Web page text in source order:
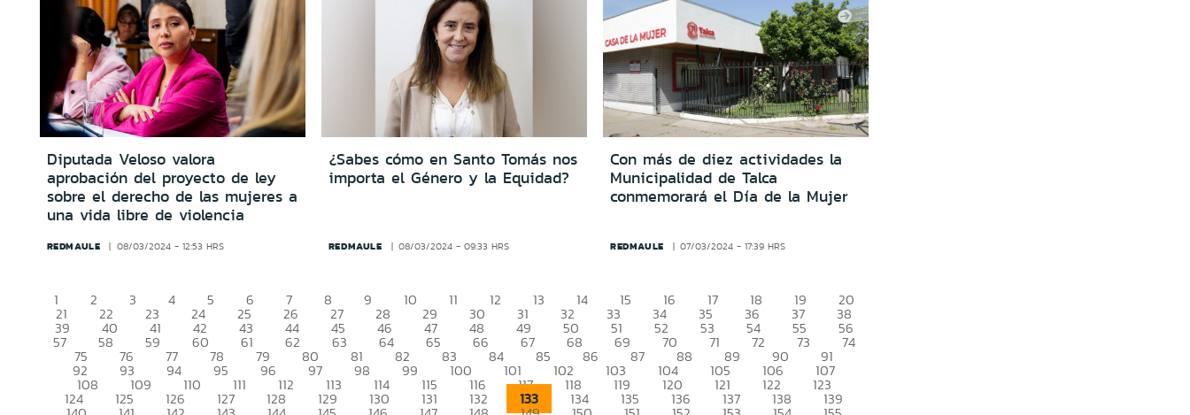
Diputada Veloso valora
aprobación del proyecto de ley
sobre el derecho de las mujeres a
una vida libre de violencia
REDMAULE 08/03/2024 - 12:53 HRS
¿Sabes cómo en Santo Tomás nos
importa el Género y la Equidad?
REDMAULE 08/03/2024 - 09:33 HRS
Con más de diez actividades la
Municipalidad de Talca
conmemorará el Día de la Mujer
REDMAULE 07/03/2024 - 17:39 HRS
1 2 3 4 5 6 7 8 9 10 11 12 13 14 15 16 17 18 19 20
21 22 23 24 25 26 27 28 29 30 31 32 33 34 35 36 37 38
39 40 41 42 43 44 45 46 47 48 49 50 51 52 53 54 55 56
57 58 59 60 61 62 63 64 65 66 67 68 69 70 71 72 73 74
75 76 77 78 79 80 81 82 83 84 85 86 87 88 89 90 91
92 93 94 95 96 97 98 99 100 101 102 103 104 105 106 107
108 109 110 111 112 113 114 115 116 117 118 119 120 121 122 123
124 125 126 127 128 129 130 131 132 133 134 135 136 137 138 139